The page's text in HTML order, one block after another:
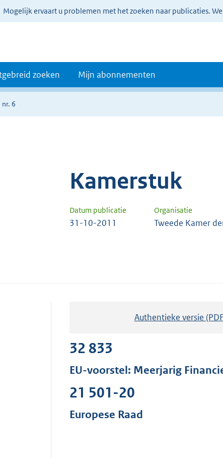
Mogelijk ervaart u problemen met het zoeken naar publicaties.
zoeken Mijn abonnementen
6
Kamerstuk
Datum publicatie Organisatie
31-10-2011 Tweede Kamer
Authentieke versie
32 833
EU-voorstel: Meerjarig
21 501-20
Europese Raad